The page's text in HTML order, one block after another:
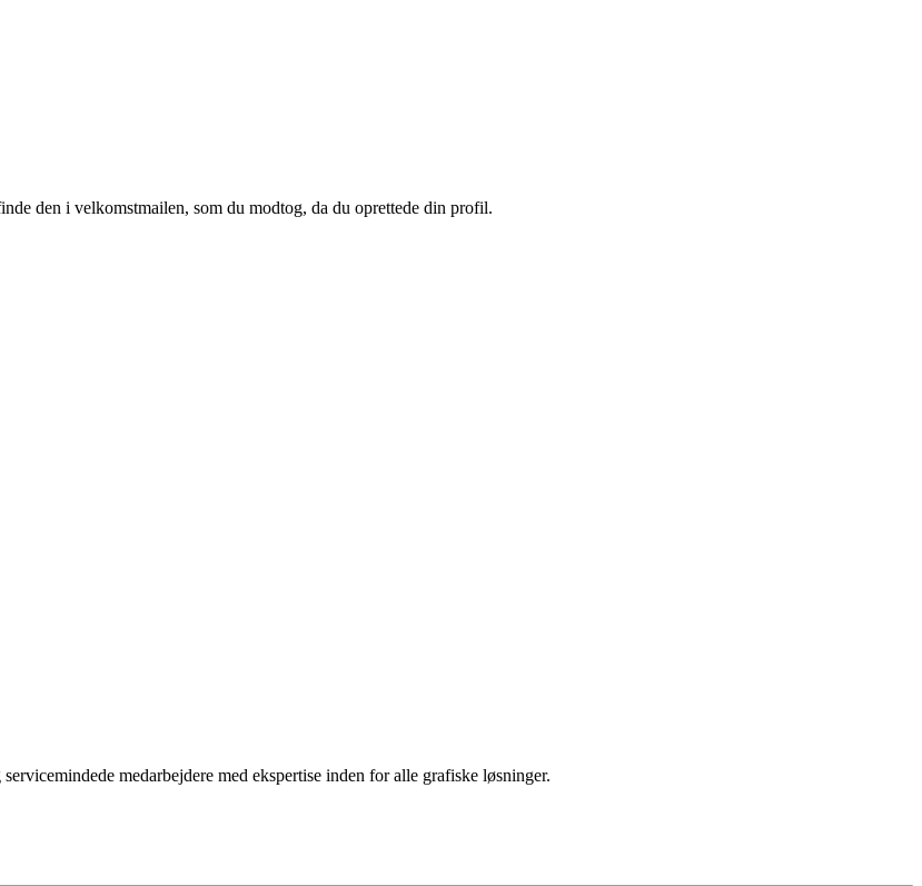
den i velkomstmailen, som du modtog, da du oprettede din profil.
medarbejdere med ekspertise inden for alle grafiske løsninger.